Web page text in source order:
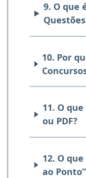
9. O que
10. Por
11. O
ou PDF?
12. O
ao